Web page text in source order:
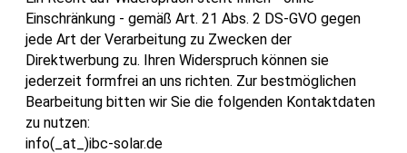
Einschränkung - gemäß Art. 21 Abs. 2 DS-GVO gegen
jede Art der Verarbeitung zu Zwecken der
Direktwerbung zu. Ihren Widerspruch können sie
jederzeit formfrei an uns richten. Zur bestmöglichen
Bearbeitung bitten wir Sie die folgenden Kontaktdaten
zu nutzen:
info(_at_)ibc-solar.de